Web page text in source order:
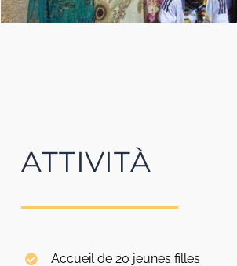
ATTIVITÀ
Accueil de 20 jeunes filles